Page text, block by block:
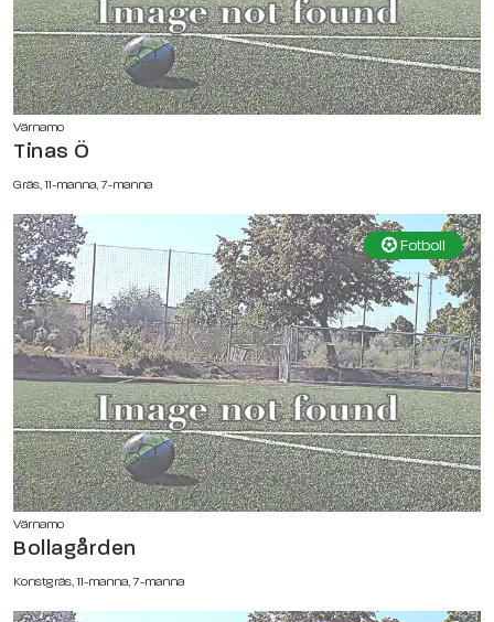
Värnamo
Tinas Ö
Gräs, 11-manna, 7-manna
Fotboll
Värnamo
Bollagården
Konstgräs, 11-manna, 7-manna